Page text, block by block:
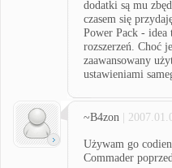
dodatki są mu
czasem się
Power Pack - idea
rozszerzeń. Choć
zaawansowany
ustawieniami
~B4zon |
Używam go
Commader